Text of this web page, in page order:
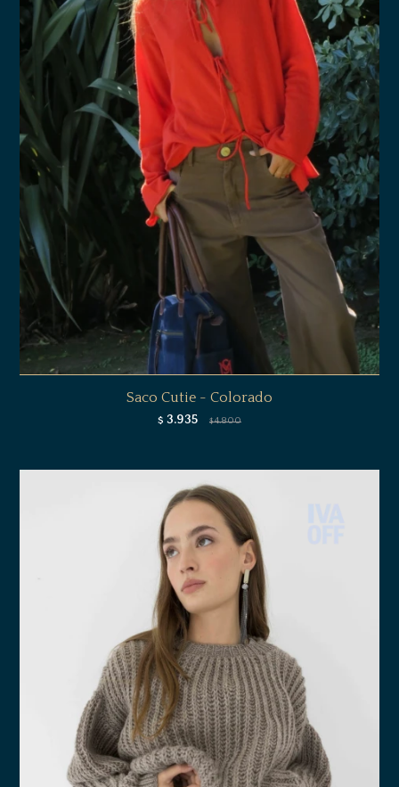
Saco Cutie - Colorado
$ 3.935 $ 4.800